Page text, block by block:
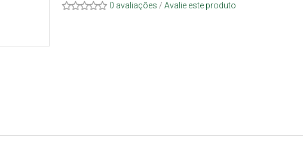
0 avaliações / Avalie este produto